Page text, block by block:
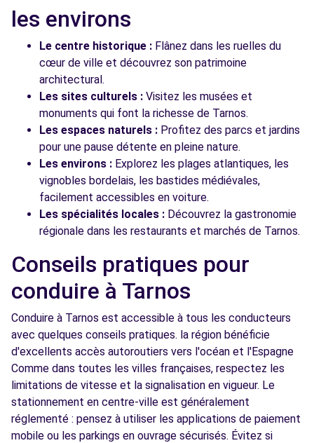
les environs
Le centre historique : Flânez dans les ruelles du
cœur de ville et découvrez son patrimoine
architectural.
Les sites culturels : Visitez les musées et
monuments qui font la richesse de Tarnos.
Les espaces naturels : Profitez des parcs et jardins
pour une pause détente en pleine nature.
Les environs : Explorez les plages atlantiques, les
vignobles bordelais, les bastides médiévales,
facilement accessibles en voiture.
Les spécialités locales : Découvrez la gastronomie
régionale dans les restaurants et marchés de Tarnos.
Conseils pratiques pour
conduire à Tarnos
Conduire à Tarnos est accessible à tous les conducteurs
avec quelques conseils pratiques. la région bénéficie
d'excellents accès autoroutiers vers l'océan et l'Espagne
Comme dans toutes les villes françaises, respectez les
limitations de vitesse et la signalisation en vigueur. Le
stationnement en centre-ville est généralement
réglementé : pensez à utiliser les applications de paiement
mobile ou les parkings en ouvrage sécurisés. Évitez si